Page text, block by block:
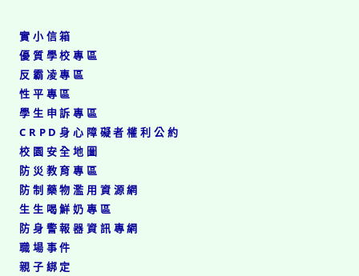
實小信箱
優質學校專區
反霸凌專區
性平專區
學生申訴專區
CRPD身心障礙者權利公約
校園安全地圖
防災教育專區
防制藥物濫用資源網
生生喝鮮奶專區
防身警報器資訊專網
職場事件
親子綁定